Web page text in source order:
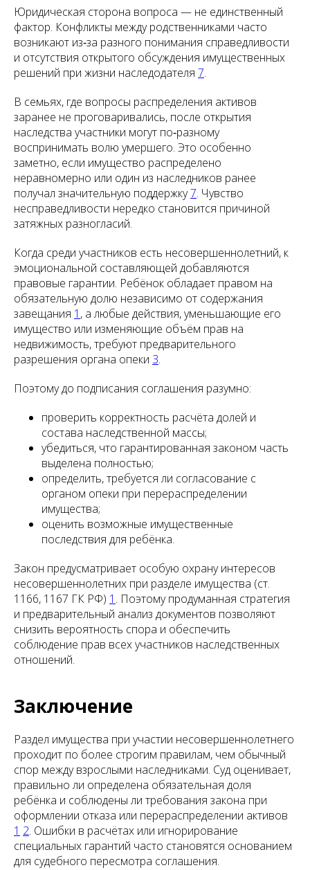
Юридическая сторона вопроса — не единственный
фактор. Конфликты между родственниками часто
возникают из‑за разного понимания справедливости
и отсутствия открытого обсуждения имущественных
решений при жизни наследодателя 7.
В семьях, где вопросы распределения активов
заранее не проговаривались, после открытия
наследства участники могут по‑разному
воспринимать волю умершего. Это особенно
заметно, если имущество распределено
неравномерно или один из наследников ранее
получал значительную поддержку7. Чувство
несправедливости нередко становится причиной
затяжных разногласий.
Когда среди участников есть несовершеннолетний, к
эмоциональной составляющей добавляются
правовые гарантии. Ребёнок обладает правом на
обязательную долю независимо от содержания
завещания 1 , а любые действия, уменьшающие его
имущество или изменяющие объём прав на
недвижимость, требуют предварительного
разрешения органа опеки 3.
Поэтому до подписания соглашения разумно:
проверить корректность расчёта долей и
состава наследственной массы;
убедиться, что гарантированная законом часть
выделена полностью;
определить, требуется ли согласование с
органом опеки при перераспределении
имущества;
оценить возможные имущественные
последствия для ребёнка.
Закон предусматривает особую охрану интересов
несовершеннолетних при разделе имущества (ст.
1166, 1167 ГК РФ) 1 . Поэтому продуманная стратегия
и предварительный анализ документов позволяют
снизить вероятность спора и обеспечить
соблюдение прав всех участников наследственных
отношений.
Заключение
Раздел имущества при участии несовершеннолетнего
проходит по более строгим правилам, чем обычный
спор между взрослыми наследниками. Суд оценивает,
правильно ли определена обязательная доля
ребёнка и соблюдены ли требования закона при
оформлении отказа или перераспределении активов
1 2. Ошибки в расчётах или игнорирование
специальных гарантий часто становятся основанием
для судебного пересмотра соглашения.